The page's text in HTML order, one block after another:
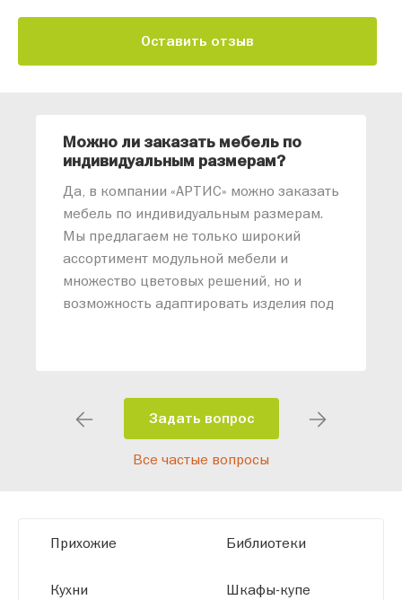
Оставить отзыв
Можно ли заказать мебель по
индивидуальным размерам?
Да, в компании «АРТИС» можно заказать
мебель по индивидуальным размерам.
Мы предлагаем не только широкий
ассортимент модульной мебели и
множество цветовых решений, но и
возможность адаптировать изделия под
помещения и личные пожелания.
Благодаря современному
высокотехнологичному оборудованию
размерам.
Задать вопрос
Все частые вопросы
Прихожие
Кухни
Библиотеки
Шкафы-купе